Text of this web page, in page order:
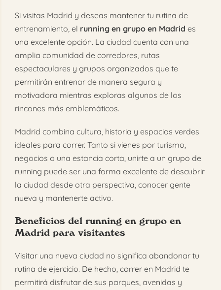
Si visitas Madrid y deseas mantener tu rutina de
entrenamiento, el running en grupo en Madrid es
una excelente opción. La ciudad cuenta con una
amplia comunidad de corredores, rutas
espectaculares y grupos organizados que te
permitirán entrenar de manera segura y
motivadora mientras exploras algunos de los
rincones más emblemáticos.
Madrid combina cultura, historia y espacios verdes
ideales para correr. Tanto si vienes por turismo,
negocios o una estancia corta, unirte a un grupo de
running puede ser una forma excelente de descubrir
la ciudad desde otra perspectiva, conocer gente
nueva y mantenerte activo.
Beneficios del running en grupo en
Madrid para visitantes
Visitar una nueva ciudad no significa abandonar tu
rutina de ejercicio. De hecho, correr en Madrid te
permitirá disfrutar de sus parques, avenidas y